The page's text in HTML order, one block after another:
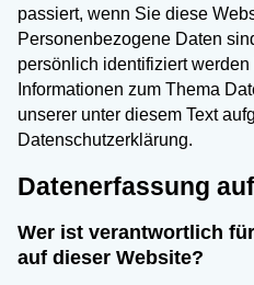
passiert, wenn Sie diese
Personenbezogene Daten
persönlich identifiziert
Informationen zum Thema
unserer unter diesem Text
Datenschutzerklärung.
Datenerfassung
Wer ist verantwortlich
auf dieser Website?